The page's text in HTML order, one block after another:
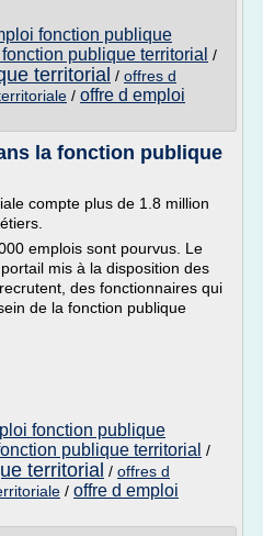
fonction publique
publique territorial /
territorial / offres d
/ offre d emploi
la fonction publique
compte plus de 1.8 million
emplois sont pourvus. Le
mis à la disposition des
des fonctionnaires qui
de la fonction publique
fonction publique
publique territorial /
territorial / offres d
/ offre d emploi